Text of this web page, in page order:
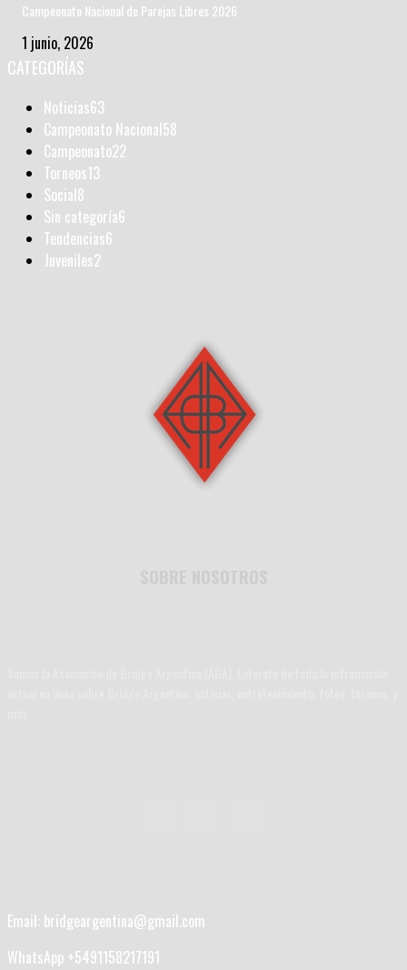
Campeonato Nacional de Parejas Libres 2026
1 junio, 2026
CATEGORÍAS
Noticias63
Campeonato Nacional58
Campeonato22
Torneos13
Social8
Sin categoría6
Tendencias6
Juveniles2
Email: bridgeargentina@gmail.com
WhatsApp +5491158217191